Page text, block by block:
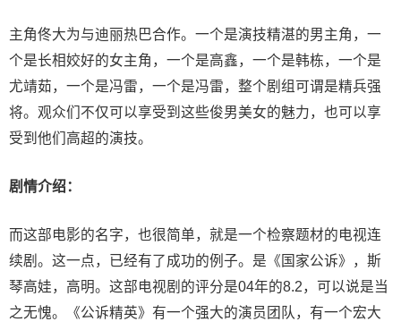
主角佟大为与迪丽热巴合作。一个是演技精湛的男主角，一
个是长相姣好的女主角，一个是高鑫，一个是韩栋，一个是
尤靖茹，一个是冯雷，一个是冯雷，整个剧组可谓是精兵强
将。观众们不仅可以享受到这些俊男美女的魅力，也可以享
受到他们高超的演技。
剧情介绍：
而这部电影的名字，也很简单，就是一个检察题材的电视连
续剧。这一点，已经有了成功的例子。是《国家公诉》，斯
琴高娃，高明。这部电视剧的评分是04年的8.2，可以说是当
之无愧。《公诉精英》有一个强大的演员团队，有一个宏大